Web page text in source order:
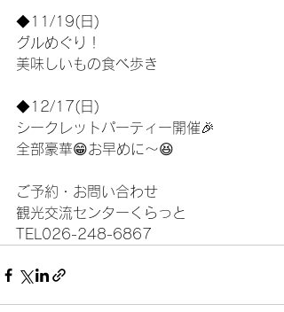
◆11/19(日)
グルめぐり！
美味しいもの食べ歩き
◆12/17(日)
シークレットパーティー開催🎉
全部豪華😁お早めに〜😆
ご予約・お問い合わせ
観光交流センターくらっと
TEL026-248-6867